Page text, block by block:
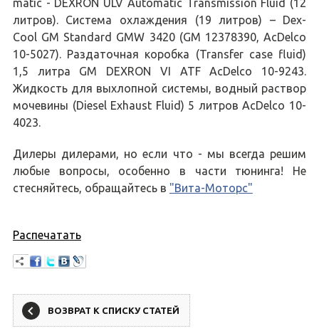
matic - DEXRON ULV Automatic Transmission Fluid (12
литров). Система охлаждения (19 литров) – Dex-
Cool GM Standard GMW 3420 (GM 12378390, AcDelco
10-5027). Раздаточная коробка (Transfer case fluid)
1,5 литра GM DEXRON VI ATF AcDelco 10-9243.
Жидкость для выхлопной системы, водный раствор
мочевины (Diesel Exhaust Fluid) 5 литров AcDelco 10-
4023.
Дилеры дилерами, но если что - мы всегда решим
любые вопросы, особенно в части тюнинга! Не
стесняйтесь, обращайтесь в "Вита-Моторс"
Распечатать
ВОЗВРАТ К СПИСКУ СТАТЕЙ